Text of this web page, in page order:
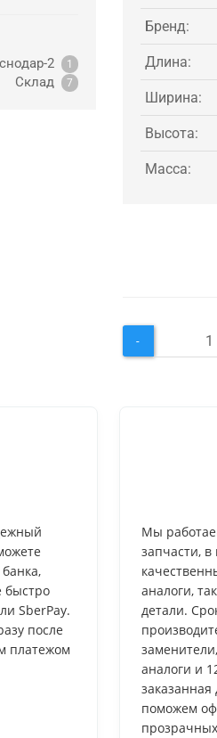
2 1
Склад 7
Бренд:
Длина:
Ширина:
Высота:
Масса:
-
быстро
SberPay.
после
платежом
Мы
запчасти,
аналоги,
детали.
аналоги и
поможем